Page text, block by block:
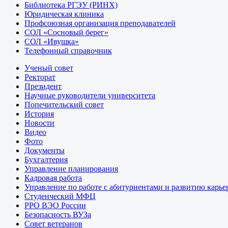
Библиотека РГЭУ (РИНХ)
Юридическая клиника
Профсоюзная организация преподавателей
СОЛ «Сосновый берег»
СОЛ «Ивушка»
Телефонный справочник
Ученый совет
Ректорат
Президент
Научные руководители университета
Попечительский совет
История
Новости
Видео
Фото
Документы
Бухгалтерия
Управление планирования
Кадровая работа
Управление по работе с абитуриентами и развитию
Студенческий МФЦ
РРО ВЭО России
Безопасность ВУЗа
Совет ветеранов